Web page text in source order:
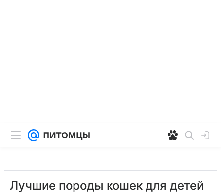
Лучшие породы кошек для детей